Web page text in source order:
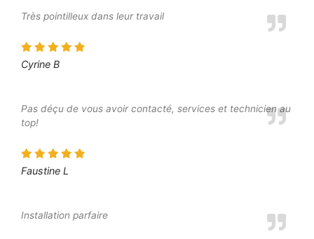
Très pointilleux dans leur travail
Cyrine B
Pas déçu de vous avoir contacté, services et technicien au
top!
Faustine L
Installation parfaire